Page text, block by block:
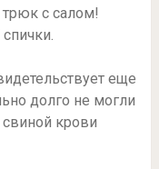
еще
долго не могли
свиной крови